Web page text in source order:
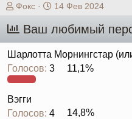
А
р
е
м
ы
Фокс
Д
т
н
а
14 Фев 2024
Ваш любимый
Шарлотта Морнингстар
Голосов: 3 11,1%
Вэгги
Голосов: 4 14,8%